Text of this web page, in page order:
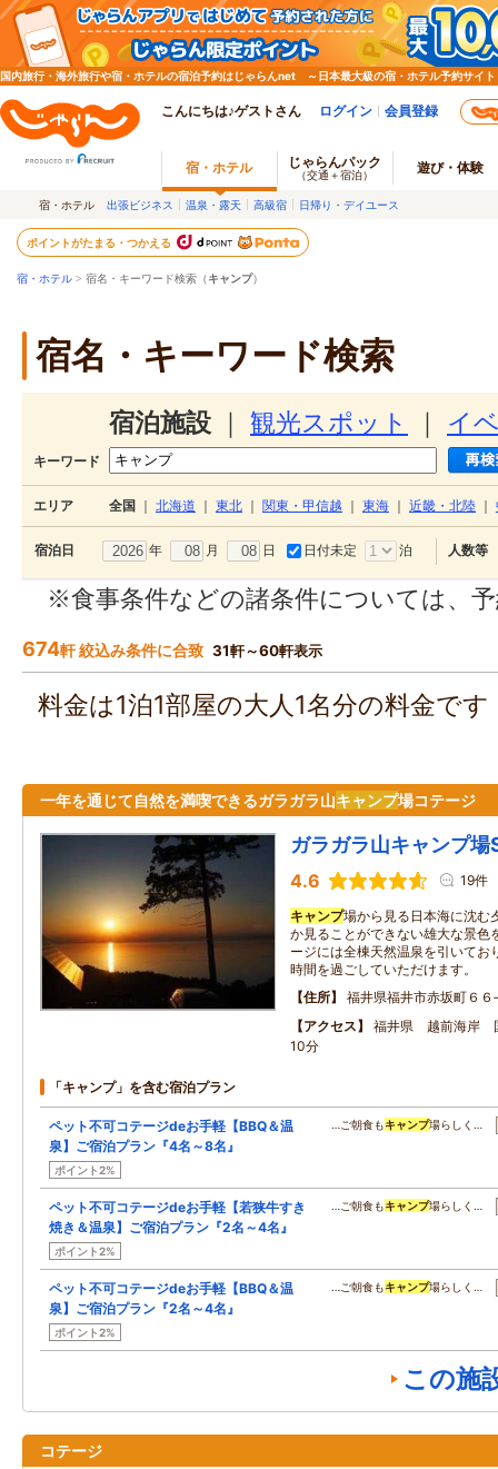
国内旅行・海外旅行や宿・ホテルの宿泊予約はじゃらんnet ～日本最大級の宿・ホテル予約サイト
こんにちは♪ゲストさん ログイン 会員登録
宿・ホテル じゃらんパック
（交通＋宿泊） 遊び・体験
宿・ホテル 出張ビジネス 温泉・露天 高級宿 日帰り・デイユース
ポイントがたまる・つかえる
宿・ホテル > 宿名・キーワード検索（キャンプ）
宿名・キーワード検索
宿泊施設 観光スポット イ
キーワード
エリア 全国 北海道 東北 関東・甲信越 東海 近畿・北陸
宿泊日 年 月 日 日付未定 泊 人数等
※食事条件などの諸条件については、
674軒 絞込み条件に合致 31軒～60軒表示
料金は1泊1部屋の大人1名分の料金で
一年を通じて自然を満喫できるガラガラ山キャンプ場コテージ
ガラガラ山キャンプ
4.6 19件
キャンプ場から見る日本海に沈む
か見ることができない雄大な景色
ージには全棟天然温泉を引いてお
時間を過ごしていただけます。
住所
福井県福井市赤坂町６６
アクセス
福井県 越前海岸
10分
「キャンプ」を含む宿泊プラン
ペット不可コテージdeお手軽【BBQ＆温
泉】ご宿泊プラン『4名～8名』
ポイント2%
…ご朝食もキャンプ場らしく…
ペット不可コテージdeお手軽【若狭牛すき
焼き＆温泉】ご宿泊プラン『2名～4名』
ポイント2%
…ご朝食もキャンプ場らしく…
ペット不可コテージdeお手軽【BBQ＆温
泉】ご宿泊プラン『2名～4名』
ポイント2%
…ご朝食もキャンプ場らしく…
この施
コテージ